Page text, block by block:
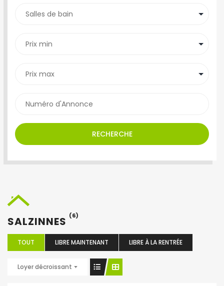
RECHERCHE
SALZINNES (6)
TOUT LIBRE MAINTENANT LIBRE À LA RENTRÉE
Loyer décroissant